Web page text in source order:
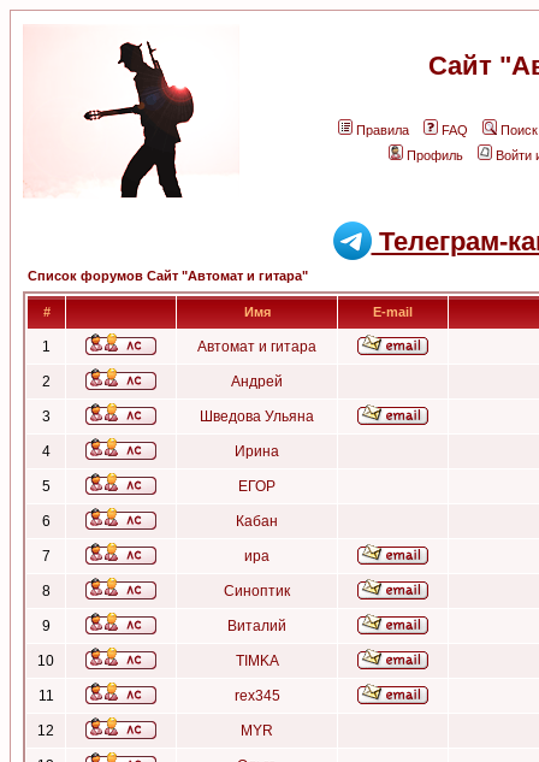
Сайт
Правила FAQ
Поиск
Профиль
Войти
Телеграм-
Список форумов Сайт "Автомат и гитара"
# Имя E-mail
1 Автомат и гитара
2 Андрей
3 Шведова Ульяна
4 Ирина
5 ЕГОР
6 Кабан
7 ира
8 Синоптик
9 Виталий
10 TIMKA
11 rex345
12 MYR